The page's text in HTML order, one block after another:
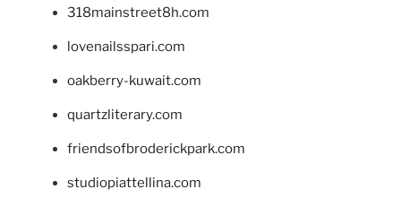
318mainstreet8h.com
lovenailsspari.com
oakberry-kuwait.com
quartzliterary.com
friendsofbroderickpark.com
studiopiattellina.com